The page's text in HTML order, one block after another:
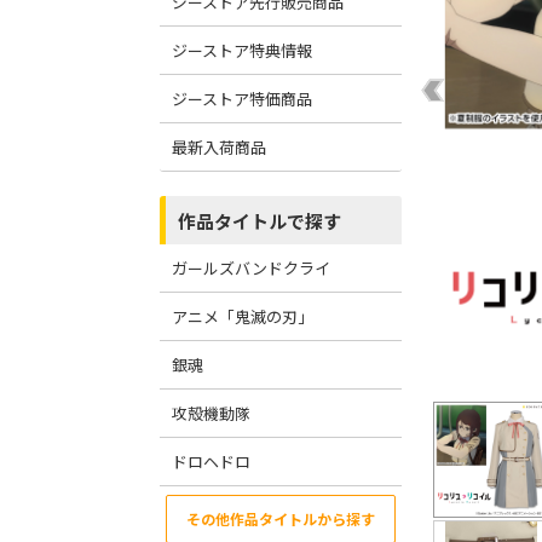
ジーストア特典情報
ジーストア特価商品
最新入荷商品
作品タイトルで探す
ガールズバンドクライ
アニメ「鬼滅の刃」
銀魂
攻殻機動隊
ドロヘドロ
その他作品タイトルから探す